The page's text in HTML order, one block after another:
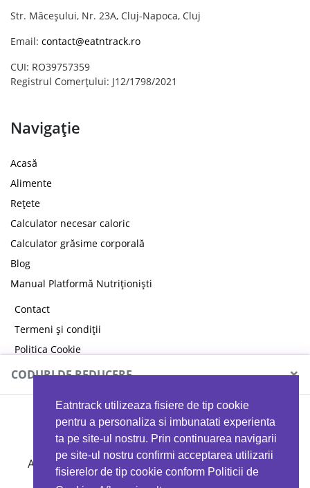
Eatntrack utilizeaza fisiere de tip cookie
pentru a personaliza si imbunatati experienta
ta pe site-ul nostru. Prin continuarea navigarii
pe site-ul nostru confirmi acceptarea utilizarii
fisierelor de tip cookie conform Politicii de
Str. Măceșului, Nr. 23A, Cluj-Napoca, Cluj
Email: contact@eatntrack.ro
CUI: RO39757359
Registrul Comerțului: J12/1798/2021
Navigație
Acasă
Alimente
Rețete
Calculator necesar caloric
Calculator grăsime corporală
Blog
Manual Platformă Nutriționiști
Contact
Termeni și condiții
Politica Cookie
Politica de confidențialitate
CODURI DE REDUCERE ×
MYPROTEIN
Ai 40%reducere la orice comandă folosind codul
EATTRACK